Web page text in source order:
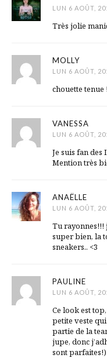
LUN 6 AOÛT,
Très jolie
MOLLY
LUN 6 AOÛT,
chouette tenue
VANESSA
LUN 6 AOÛT,
Je suis fan des
Mention très
ANAËLLE
LUN 6 AOÛT,
Tu rayonnes!!!
super bien, la
sneakers.. <3
PAULINE
LUN 6 AOÛT,
Ce look est
petite veste
partie de la
jupe, donc
sont parfaites!)